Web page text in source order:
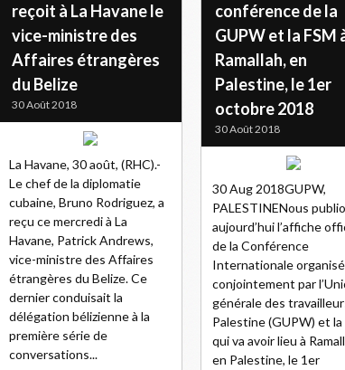
reçoit à La Havane le
vice-ministre des
Affaires étrangères
du Belize
30 Août 2018
La Havane, 30 août, (RHC).-
Le chef de la diplomatie
cubaine, Bruno Rodriguez, a
reçu ce mercredi à La
Havane, Patrick Andrews,
vice-ministre des Affaires
étrangères du Belize. Ce
dernier conduisait la
délégation bélizienne à la
première série de
conversations...
conférence de la
GUPW et la FSM
Ramallah, en
Palestine, le 1er
octobre 2018
30 Août 2018
30 Aug 2018GUPW,
PALESTINENous
aujourd’hui l’affiche
de la Conférence
Internationale
conjointement par
générale des
Palestine (GUPW) et la
qui va avoir lieu à
en Palestine, le 1er